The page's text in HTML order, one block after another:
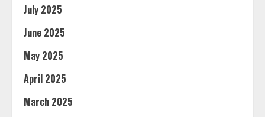
July 2025
June 2025
May 2025
April 2025
March 2025